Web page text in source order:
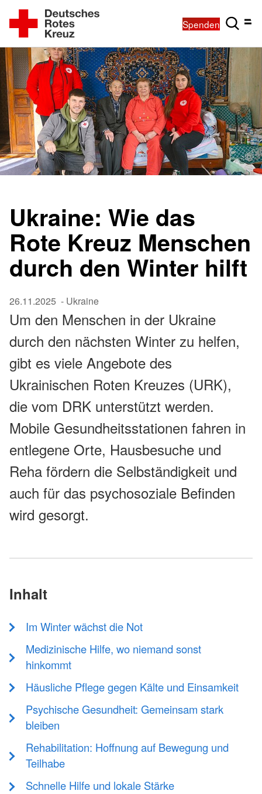
Spenden
Ukraine: Wie das
Rote Kreuz Menschen
durch den Winter hilft
26.11.2025 - Ukraine
Um den Menschen in der Ukraine
durch den nächsten Winter zu helfen,
gibt es viele Angebote des
Ukrainischen Roten Kreuzes (URK),
die vom DRK unterstützt werden.
Mobile Gesundheitsstationen fahren in
entlegene Orte, Hausbesuche und
Reha fördern die Selbständigkeit und
auch für das psychosoziale Befinden
wird gesorgt.
Inhalt
Im Winter wächst die Not
Medizinische Hilfe, wo niemand sonst
hinkommt
Häusliche Pflege gegen Kälte und Einsamkeit
Psychische Gesundheit: Gemeinsam stark
bleiben
Rehabilitation: Hoffnung auf Bewegung und
Teilhabe
Schnelle Hilfe und lokale Stärke